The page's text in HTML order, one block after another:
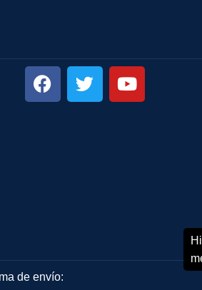
de envío: